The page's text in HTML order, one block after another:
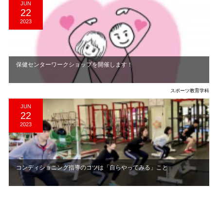
JUN
22
2023
保健センターワークショップを開催します！
スポーツ教育学科
JUN
22
2023
コンディショニング指導のコツは「自らやってみる」こと